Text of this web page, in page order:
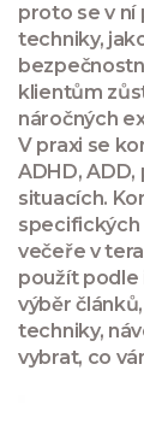
proto se v ní
techniky,
klientům
náročných
V praxi se
ADHD,
situacích.
specifických
večeře v
použít podle
výběr
techniky,
vybrat, co